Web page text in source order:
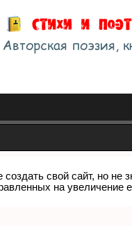
свой сайт, но не
на увеличение